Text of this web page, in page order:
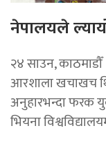
नेपालयले
२४ साउन,
आरशाला खचाखच
अनुहारभन्दा फरक
भियना